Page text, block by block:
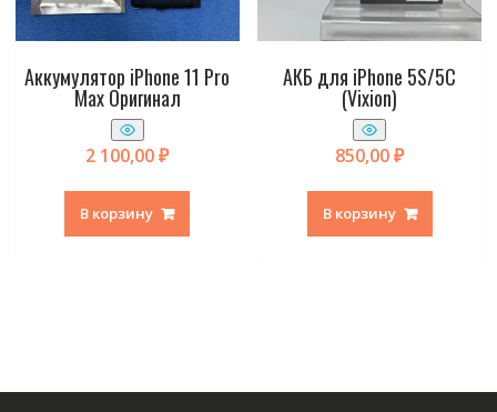
Аккумулятор iPhone 11 Pro
Max Оригинал
2 100,00₽
В корзину
АКБ для iPhone 5S/5C
(Vixion)
850,00₽
В корзину